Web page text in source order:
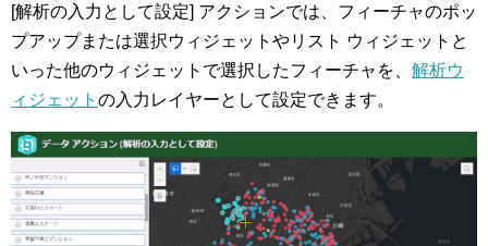
[解析の入力として設定] アクションでは、フィーチャのポッ
プアップまたは選択ウィジェットやリスト ウィジェットと
いった他のウィジェットで選択したフィーチャを、 解析ウ
ィジェット の入力レイヤーとして設定できます。